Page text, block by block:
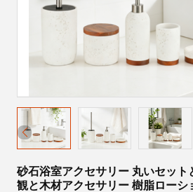
砂石浴室アクセサリー 丸いセット
観と木材アクセサリー 樹脂ローシ